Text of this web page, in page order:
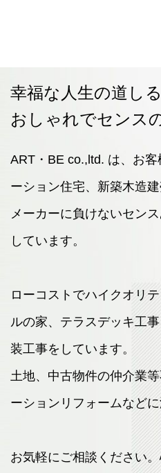
幸福な人生の道し
おしゃれでセンス
ART・BE co.,ltd. は、お
ーション住宅、新築木造
メーカーに負けないセン
しています。
ローコストでハイクオリ
ルの家、テラスデッキ工
装工事をしています。
土地、中古物件の仲介業
ーションリフォームなど
お気軽にご相談ください